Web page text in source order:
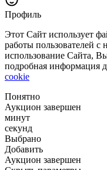
Профиль
Этот Сайт использует
работы пользователей
использование Сайта,
подробная информация
cookie
Понятно
Аукцион завершен
минут
секунд
Выбрано
Добавить
Аукцион завершен